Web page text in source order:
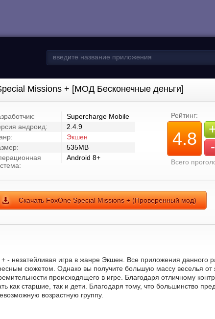
Missions + [МОД Бесконечные деньги]
Supercharge Mobile
андроид:
2.4.9
Экшен
535MB
Android 8+
Рейтинг:
4.8 -
Всего
Скачать FoxOne Special Missions + (Проверенный мод)
- незатейливая игра в жанре Экшен. Все приложения данного
сюжетом. Однако вы получите большую массу веселья от
происходящего в игре. Благодаря отличному
как старшие, так и дети. Благодаря тому, что большинство
возрастную группу.